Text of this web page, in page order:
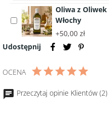
Puglia
Rosso
690g
Pecorino
Romano
D.O.P
150g
Select
accessory
Oliwa
MONINI
500
Oliwa z
Włochy
+50,00 zł
Udostępnij
OCENA
Przeczytaj opinie Klientów (2)